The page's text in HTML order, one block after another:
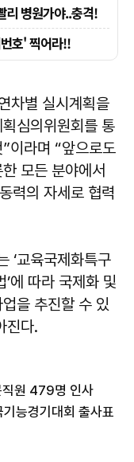
차별 실시계획을
심의위원회를 통
이라며 “앞으로도
모든 분야에서
력의 자세로 협력
‘교육국제화특구
에 따라 국제화 및
을 추진할 수 있
진다.
직원 479명 인사
능경기대회 출사표